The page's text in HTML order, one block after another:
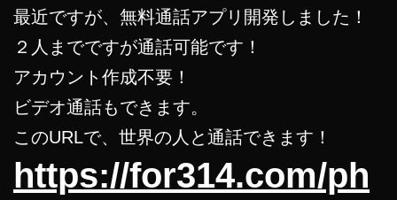
最近ですが、無料通話アプリ開発しました！
２人までですが通話可能です！
アカウント作成不要！
ビデオ通話もできます。
このURLで、世界の人と通話できます！
https://for314.com/ph